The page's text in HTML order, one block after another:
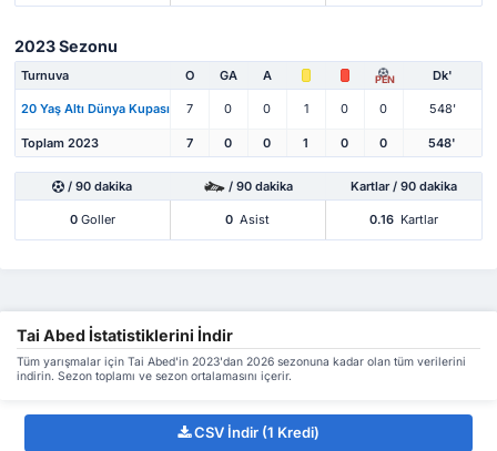
2023 Sezonu
Turnuva O GA A PEN Dk'
20 Yaş Altı Dünya Kupası 7 0 0 1 0 0 548'
Toplam 2023 7 0 0 1 0 0 548'
/ 90 dakika / 90 dakika Kartlar / 90 dakika
0Goller 0 Asist 0.16 Kartlar
Tai Abed İstatistiklerini İndir
Tüm yarışmalar için Tai Abed'in 2023'dan 2026 sezonuna kadar olan tüm verilerini
indirin. Sezon toplamı ve sezon ortalamasını içerir.
CSV İndir (1 Kredi)